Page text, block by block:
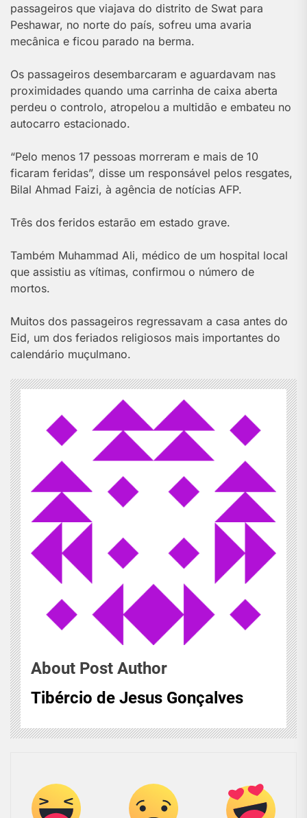
passageiros que viajava do distrito de Swat para
Peshawar, no norte do país, sofreu uma avaria
mecânica e ficou parado na berma.
Os passageiros desembarcaram e aguardavam nas
proximidades quando uma carrinha de caixa aberta
perdeu o controlo, atropelou a multidão e embateu no
autocarro estacionado.
“Pelo menos 17 pessoas morreram e mais de 10
ficaram feridas”, disse um responsável pelos resgates,
Bilal Ahmad Faizi, à agência de notícias AFP.
Três dos feridos estarão em estado grave.
Também Muhammad Ali, médico de um hospital local
que assistiu as vítimas, confirmou o número de
mortos.
Muitos dos passageiros regressavam a casa antes do
Eid, um dos feriados religiosos mais importantes do
calendário muçulmano.
About Post Author
Tibércio de Jesus Gonçalves